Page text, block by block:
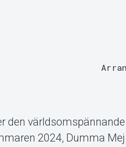
den
2024, Dumma